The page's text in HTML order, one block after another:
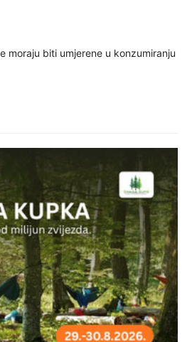
moraju biti umjerene u konzumiranju